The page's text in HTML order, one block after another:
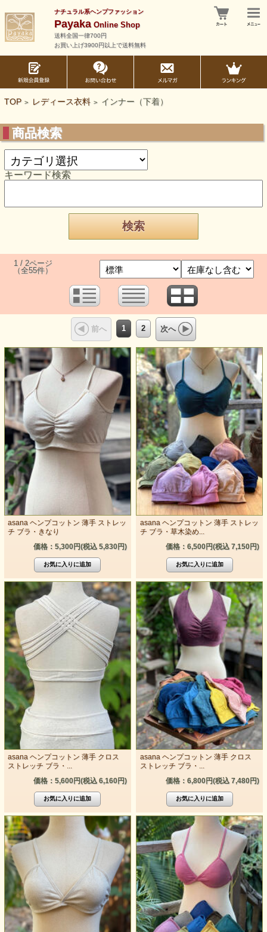
ナチュラル系ヘンプファッション
PayakaOnline Shop
送料全国一律700円
お買い上げ3900円以上で送料無料
TOP > レディース衣料 > インナー（下着）
商品検索
キーワード検索
1 / 2ページ
（全55件）
前へ 1 2 次へ
asana ヘンプコットン 薄手 ストレッ
チ ブラ・きなり
価格：5,300円(税込 5,830円)
asana ヘンプコットン 薄手 ストレッ
チ ブラ・草木染め...
価格：6,500円(税込 7,150円)
asana ヘンプコットン 薄手 クロス
ストレッチ ブラ・...
価格：5,600円(税込 6,160円)
asana ヘンプコットン 薄手 クロス
ストレッチ ブラ・...
価格：6,800円(税込 7,480円)